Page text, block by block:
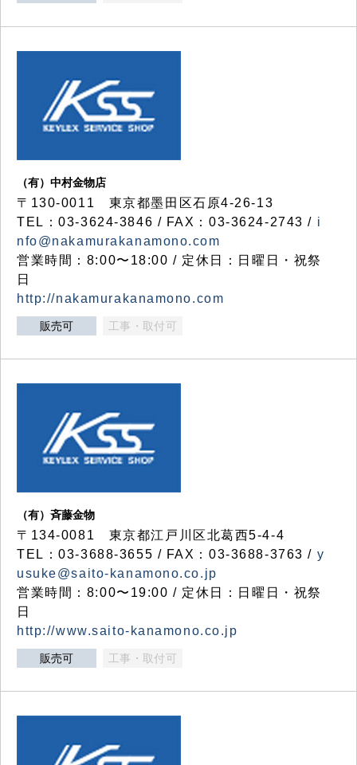
（有）中村金物店
〒130-0011 東京都墨田区石原4-26-13
TEL：03-3624-3846 / FAX：03-3624-2743 / i
nfo@nakamurakanamono.com
営業時間：8:00〜18:00 / 定休日：日曜日・祝祭
日
http://nakamurakanamono.com
販売可 工事・取付可
（有）斉藤金物
〒134-0081 東京都江戸川区北葛西5-4-4
TEL：03-3688-3655 / FAX：03-3688-3763 / y
usuke@saito-kanamono.co.jp
営業時間：8:00〜19:00 / 定休日：日曜日・祝祭
日
http://www.saito-kanamono.co.jp
販売可 工事・取付可